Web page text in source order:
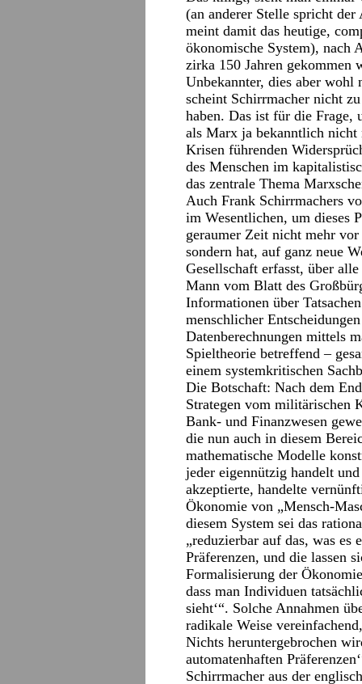
(an anderer Stelle spricht
meint damit das heutige,
ökonomische System), nach
zirka 150 Jahren gekommen
Unbekannter, dies aber wohl
scheint Schirrmacher nicht
haben. Das ist für die Frage,
als Marx ja bekanntlich nicht
Krisen führenden
des Menschen im
das zentrale Thema
Auch Frank Schirrmachers
im Wesentlichen, um dieses
geraumer Zeit nicht mehr
sondern hat, auf ganz neue
Gesellschaft erfasst, über
Mann vom Blatt des
Informationen über
menschlicher
Datenberechnungen mittels
Spieltheorie betreffend –
einem systemkritischen
Die Botschaft: Nach dem
Strategen vom militärischen
Bank- und Finanzwesen
die nun auch in diesem
mathematische Modelle
jeder eigennützig handelt
akzeptierte, handelte
Ökonomie von „Mensch-
diesem System sei das
„reduzierbar auf das, was es
Präferenzen, und die lassen
Formalisierung der
dass man Individuen
sieht‘“. Solche Annahmen
radikale Weise
Nichts heruntergebrochen
automatenhaften
Schirrmacher aus der